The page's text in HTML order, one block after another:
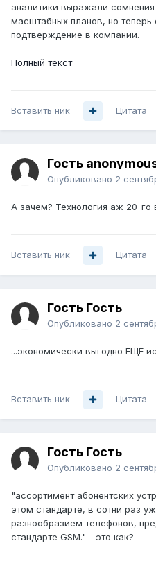
аналитики выражали сомнения
масштабных планов, но теперь
подтверждение в компании.
Полный текст
Вставить ник Цитата
Гость
Опубликовано 2
А зачем? Технология аж 20-го
Вставить ник Цитата
Гость Гость
Опубликовано 2
...экономически выгодно ЕЩЕ
Вставить ник Цитата
Гость Гость
Опубликовано 2
"ассортимент абонентских
этом стандарте, в сотни раз
разнообразием телефонов,
стандарте GSM." - это как?